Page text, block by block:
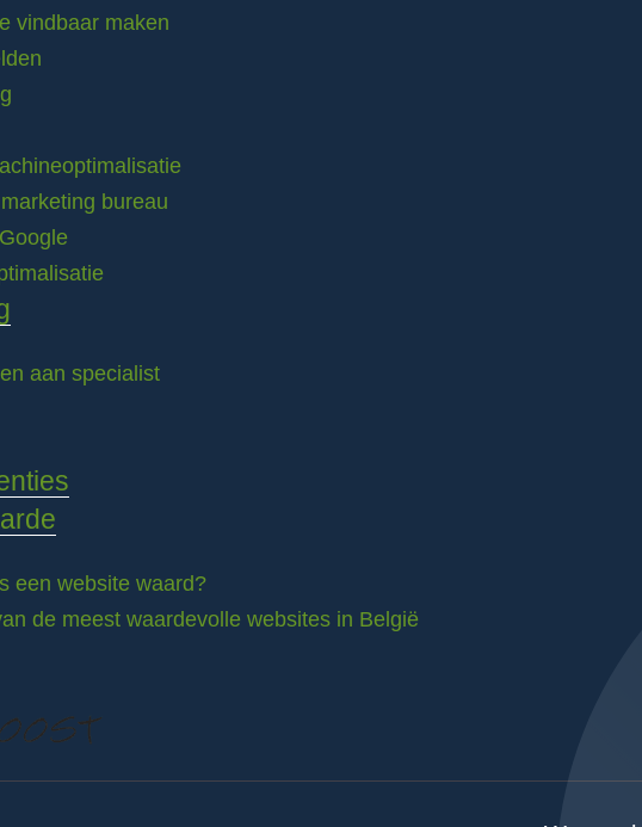
vindbaar maken
bureau
aan specialist
een website waard?
de meest waardevolle websites in België